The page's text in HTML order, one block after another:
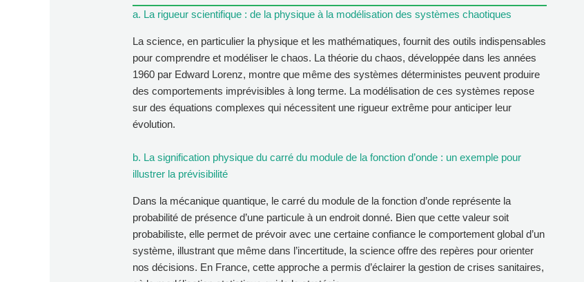
a. La rigueur scientifique : de la physique à la modélisation des systèmes chaotiques
La science, en particulier la physique et les mathématiques, fournit des outils indispensables
pour comprendre et modéliser le chaos. La théorie du chaos, développée dans les années
1960 par Edward Lorenz, montre que même des systèmes déterministes peuvent produire
des comportements imprévisibles à long terme. La modélisation de ces systèmes repose
sur des équations complexes qui nécessitent une rigueur extrême pour anticiper leur
évolution.
b. La signification physique du carré du module de la fonction d’onde : un exemple pour
illustrer la prévisibilité
Dans la mécanique quantique, le carré du module de la fonction d’onde représente la
probabilité de présence d’une particule à un endroit donné. Bien que cette valeur soit
probabiliste, elle permet de prévoir avec une certaine confiance le comportement global d’un
système, illustrant que même dans l’incertitude, la science offre des repères pour orienter
nos décisions. En France, cette approche a permis d’éclairer la gestion de crises sanitaires,